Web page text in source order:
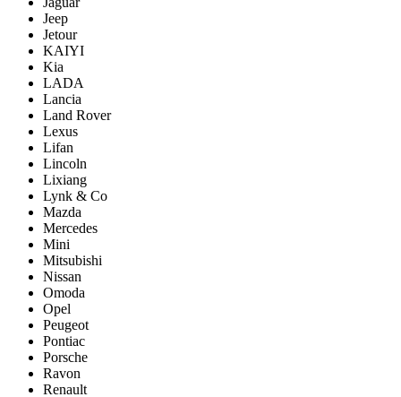
Jeep
Jetour
KAIYI
Kia
LADA
Lancia
Land Rover
Lexus
Lifan
Lincoln
Lixiang
Lynk & Co
Mazda
Mercedes
Mini
Mitsubishi
Nissan
Omoda
Opel
Peugeot
Pontiac
Porsсhe
Ravon
Renault